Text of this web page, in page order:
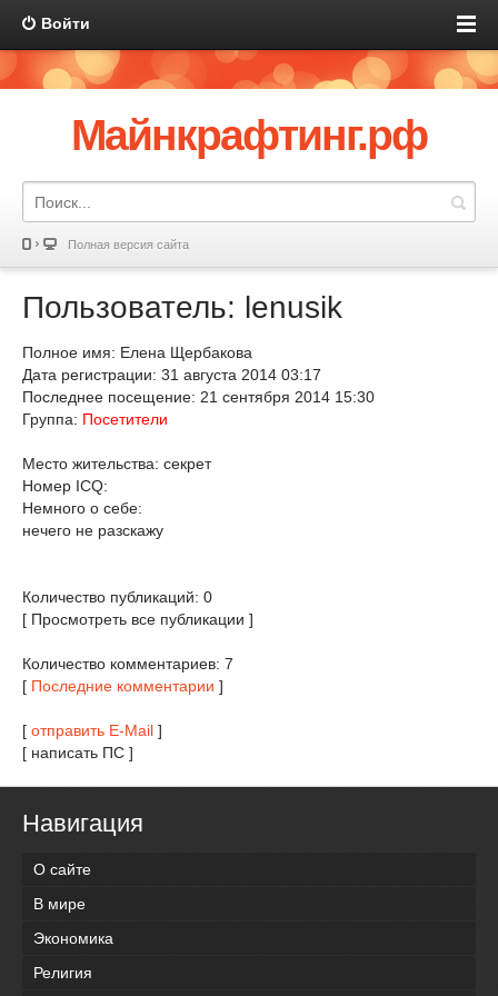
Войти
Майнкрафтинг.рф
Полная версия сайта
Пользователь: lenusik
Полное имя: Елена Щербакова
Дата регистрации: 31 августа 2014 03:17
Последнее посещение: 21 сентября 2014 15:30
Группа: Посетители
Место жительства: секрет
Номер ICQ:
Немного о себе:
нечего не разскажу
Количество публикаций: 0
[ Просмотреть все публикации ]
Количество комментариев: 7
[ Последние комментарии ]
[ отправить E-Mail ]
[ написать ПС ]
Навигация
О сайте
В мире
Экономика
Религия